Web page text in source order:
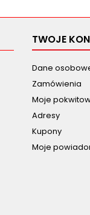
TWOJE
Dane
Zamówienia
Moje
Adresy
Kupony
Moje